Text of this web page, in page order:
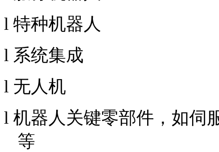
l 特种机器人
l 系统集成
l 无人机
l 机器人关键零部件，如伺
等